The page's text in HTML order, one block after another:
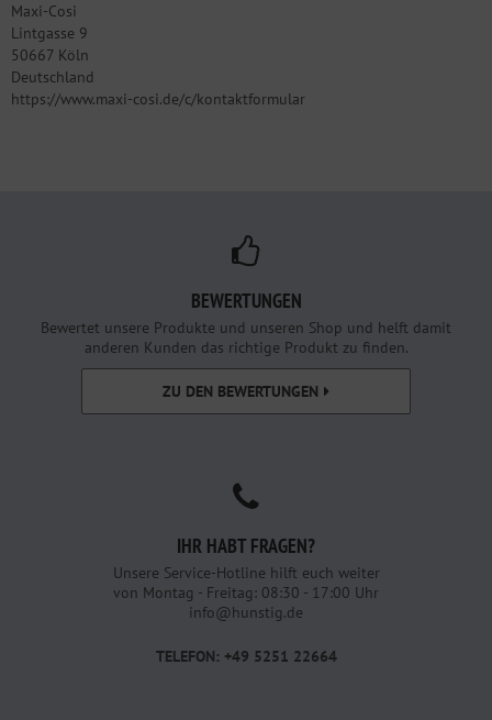
Maxi-Cosi
Lintgasse 9
50667 Köln
Deutschland
https://www.maxi-cosi.de/c/kontaktformular
BEWERTUNGEN
Bewertet unsere Produkte und unseren Shop und helft damit
anderen Kunden das richtige Produkt zu finden.
ZU DEN BEWERTUNGEN
IHR HABT FRAGEN?
Unsere Service-Hotline hilft euch weiter
von Montag - Freitag: 08:30 - 17:00 Uhr
info@hunstig.de
TELEFON: +49 5251 22664